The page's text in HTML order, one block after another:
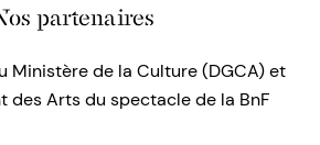
partenaires
Ministère de la Culture (DGCA) et
des Arts du spectacle de la BnF